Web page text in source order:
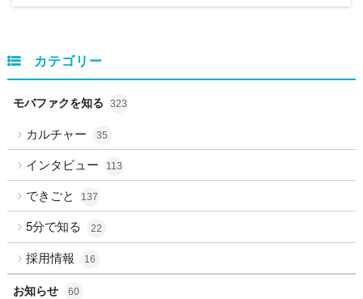
カテゴリー
モバファクを知る 323
カルチャー 35
インタビュー 113
できごと 137
5分で知る 22
採用情報 16
お知らせ 60